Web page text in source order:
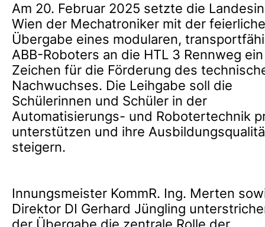
Am 20. Februar 2025 setzte die
Wien der Mechatroniker mit der
Übergabe eines modularen,
ABB-Roboters an die HTL 3 Rennweg
Zeichen für die Förderung des
Nachwuchses. Die Leihgabe soll die
Schülerinnen und Schüler in der
Automatisierungs- und Robotertechnik
unterstützen und ihre
steigern.
Innungsmeister KommR. Ing. Merten
Direktor DI Gerhard Jüngling